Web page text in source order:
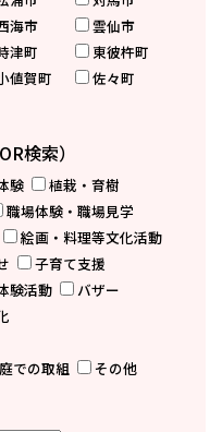
海市
雲仙市
津町
東彼杵町
値賀町
佐々町
検索）
験
植栽・育樹
職場体験・職場見学
絵画・料理等文化活動
子育て支援
験活動
バザー
での取組
その他